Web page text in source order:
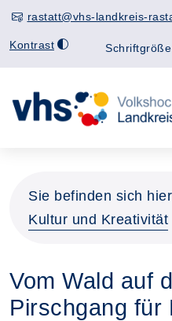
rastatt@vhs-landkreis-
Kontrast Schriftgröße
Sie befinden sich
Kultur und Kreativität
Vom Wald auf
Pirschgang für